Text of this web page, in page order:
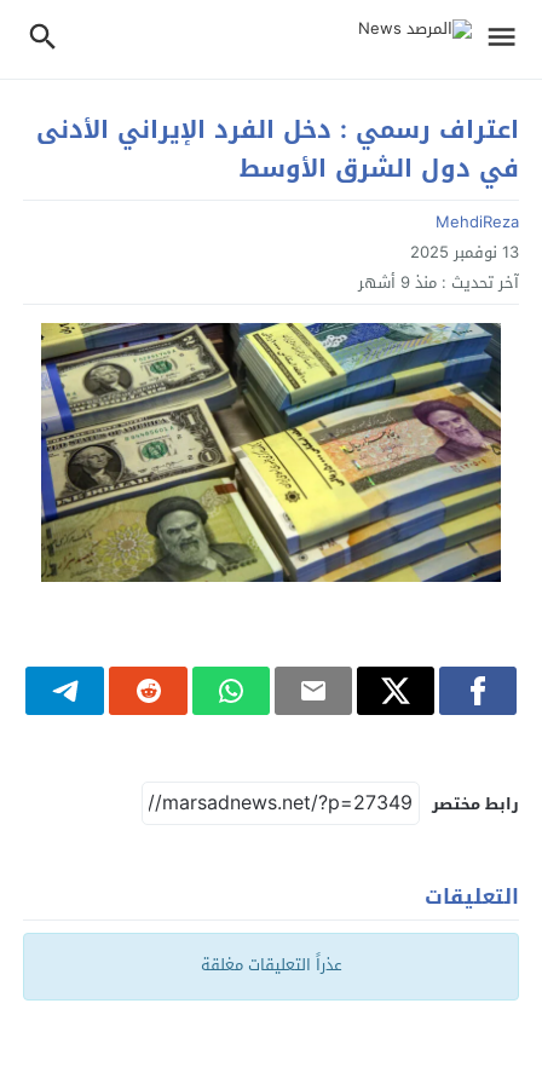
اعتراف رسمي : دخل الفرد الإيراني الأدنى
في دول الشرق الأوسط
MehdiReza
13 نوفمبر 2025
آخر تحديث : منذ 9 أشهر
رابط مختصر
التعليقات
عذراً التعليقات مغلقة